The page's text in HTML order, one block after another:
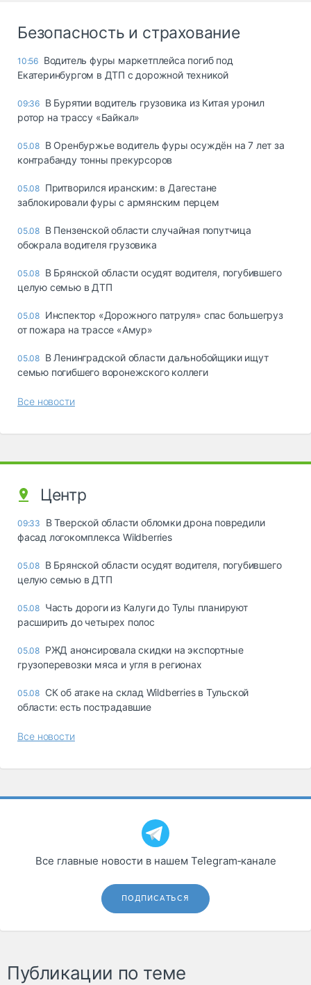
Безопасность и страхование
10:56 Водитель фуры маркетплейса погиб под
Екатеринбургом в ДТП с дорожной техникой
09:36 В Бурятии водитель грузовика из Китая уронил
ротор на трассу «Байкал»
05.08 В Оренбуржье водитель фуры осуждён на 7 лет за
контрабанду тонны прекурсоров
05.08 Притворился иранским: в Дагестане
заблокировали фуры с армянским перцем
05.08 В Пензенской области случайная попутчица
обокрала водителя грузовика
05.08 В Брянской области осудят водителя, погубившего
целую семью в ДТП
05.08 Инспектор «Дорожного патруля» спас большегруз
от пожара на трассе «Амур»
05.08 В Ленинградской области дальнобойщики ищут
семью погибшего воронежского коллеги
Все новости
Центр
09:33
В Тверской области обломки дрона повредили
фасад логокомплекса Wildberries
05.08 В Брянской области осудят водителя, погубившего
целую семью в ДТП
05.08 Часть дороги из Калуги до Тулы планируют
расширить до четырех полос
05.08 РЖД анонсировала скидки на экспортные
грузоперевозки мяса и угля в регионах
05.08 СК об атаке на склад Wildberries в Тульской
области: есть пострадавшие
Все новости
Все главные новости в нашем Telegram‑канале
ПОДПИСАТЬСЯ
Публикации по теме